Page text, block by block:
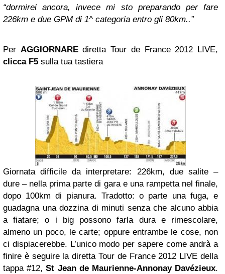
“dormirei ancora, invece mi sto preparando per fare
226km e due GPM di 1^ categoria entro gli 80km..”
Per AGGIORNAREdiretta Tour de France 2012 LIVE,
clicca F5 sulla tua tastiera
Giornata difficile da interpretare: 226km, due salite –
dure – nella prima parte di gara e una rampetta nel finale,
dopo 100km di pianura. Tradotto: o parte una fuga, e
guadagna una dozzina di minuti senza che alcuno abbia
a fiatare; o i big possono farla dura e rimescolare,
almeno un poco, le carte; oppure entrambe le cose, non
ci dispiacerebbe. L’unico modo per sapere come andrà a
finire è seguire la diretta Tour de France 2012 LIVE della
tappa #12,St Jean de Maurienne-Annonay Davézieux.